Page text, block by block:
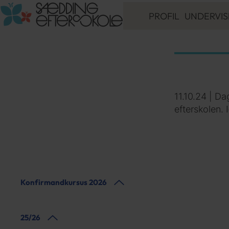
PROFIL
10. GYM
LINJEFAG
VALGFAG
11.10.24 |
efterskolen.
Konfirmandkursus 2026
25/26